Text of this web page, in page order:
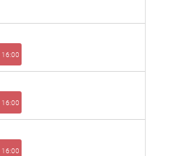
16:00
16:00
16:00